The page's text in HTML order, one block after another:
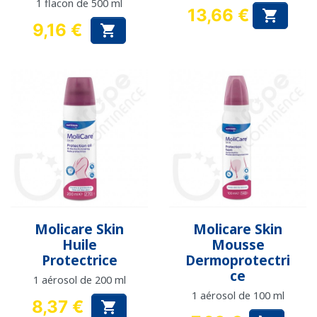
1 flacon de 500 ml
Prix
9,16 €  Prix
13,66 € 
Molicare Skin
Huile
Protectrice
1 aérosol de 200 ml
8,37 € 
Molicare Skin
Mousse
Dermoprotectri
ce
1 aérosol de 100 ml